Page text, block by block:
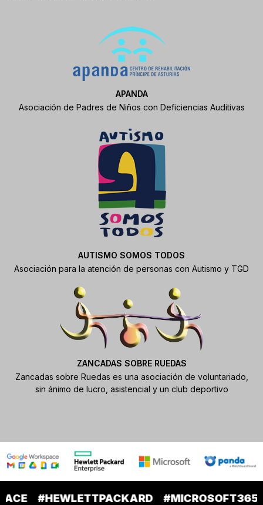
APANDA
Asociación de Padres de Niños con Deficiencias Auditivas
AUTISMO SOMOS TODOS
Asociación para la atención de personas con Autismo y TGD
ZANCADAS SOBRE RUEDAS
Zancadas sobre Ruedas es una asociación de voluntariado,
sin ánimo de lucro, asistencial y un club deportivo
#MICROSOFT365 #PANDA